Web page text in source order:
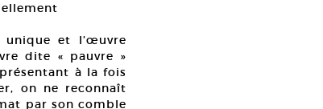
et l’œuvre
dite « pauvre »
à la fois
on ne reconnaît
par son comble